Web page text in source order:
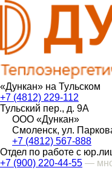
«Дункан» на Тульском
+7 (4812) 229-112
Тульский пер., д. 9А
ООО «Дункан»
Смоленск, ул.
+7 (4812) 567-888
Отдел по работе с
+7 (900) 220-44-55 —